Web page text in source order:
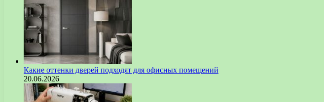
Какие оттенки дверей подходят для офисных помещений
20.06.2026